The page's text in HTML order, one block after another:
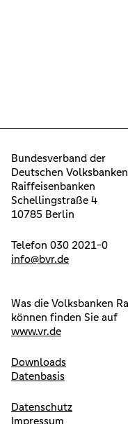
Bundesverband der
Deutschen
Raiffeisenbanken
Schellingstraße 4
10785 Berlin
Telefon 030 2021-0
info@bvr.de
Was die Volksbanken
können finden Sie auf
www.vr.de
Downloads
Datenbasis
Datenschutz
Impressum